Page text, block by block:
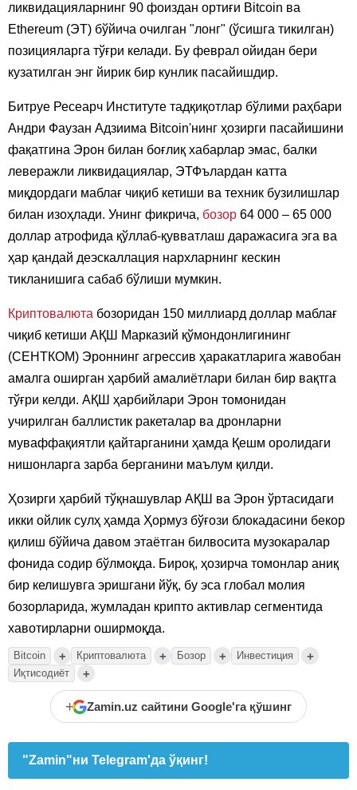
ликвидацияларнинг 90 фоиздан ортиғи Bitcoin ва
Ethereum (ЭТ) бўйича очилган "лонг" (ўсишга тикилган)
позицияларга тўғри келади. Бу феврал ойидан бери
кузатилган энг йирик бир кунлик пасайишдир.
Битруе Ресеарч Институте тадқиқотлар бўлими раҳбари
Андри Фаузан Адзиима Bitcoin'нинг ҳозирги пасайишини
фақатгина Эрон билан боғлиқ хабарлар эмас, балки
леверажли ликвидациялар, ЭТФълардан катта
миқдордаги маблағ чиқиб кетиши ва техник бузилишлар
билан изоҳлади. Унинг фикрича, бозор 64 000 – 65 000
доллар атрофида қўллаб-қувватлаш даражасига эга ва
ҳар қандай деэскаллация нархларнинг кескин
тикланишига сабаб бўлиши мумкин.
Криптовалюта бозоридан 150 миллиард доллар маблағ
чиқиб кетиши АҚШ Марказий қўмондонлигининг
(СEНТКОМ) Эроннинг агрессив ҳаракатларига жавобан
амалга оширган ҳарбий амалиётлари билан бир вақтга
тўғри келди. АҚШ ҳарбийлари Эрон томонидан
учирилган баллистик ракеталар ва дронларни
муваффақиятли қайтарганини ҳамда Қешм оролидаги
нишонларга зарба берганини маълум қилди.
Ҳозирги ҳарбий тўқнашувлар АҚШ ва Эрон ўртасидаги
икки ойлик сулҳ ҳамда Ҳормуз бўғози блокадасини бекор
қилиш бўйича давом этаётган билвосита музокаралар
фонида содир бўлмоқда. Бироқ, ҳозирча томонлар аниқ
бир келишувга эришгани йўқ, бу эса глобал молия
бозорларида, жумладан крипто активлар сегментида
хавотирларни оширмоқда.
Bitcoin + Криптовалюта + Бозор + Инвестиция +
Иқтисодиёт +
+ Zamin.uz сайтини Google'га қўшинг
"Zamin"ни Telegram'да ўқинг!